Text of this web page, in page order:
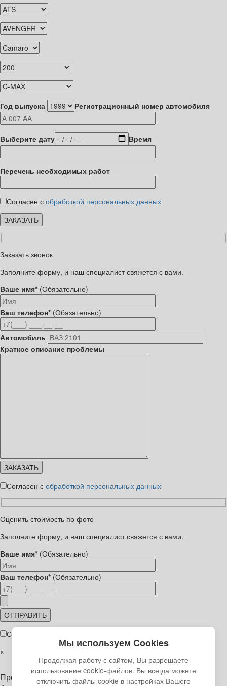
Год выпуска Регистрационный номер автомобиля
Выберите дату Время
Перечень необходимых работ
Согласен с обработкой персональных данных
Заказать звонок
Заполните форму, и наш специалист свяжется с вами.
Ваше имя* (Обязательно)
Ваш телефон* (Обязательно)
Автомобиль
Краткое описание проблемы
Согласен с обработкой персональных данных
Оценить стоимость по фото
Заполните форму, и наш специалист свяжется с вами.
Ваше имя* (Обязательно)
Ваш телефон* (Обязательно)
Согласен с
×
Пройдите тест за 50 секунд и узнайте стоимость вашего
Мы используем Cookies
Продолжая работу с сайтом, Вы разрешаете
использование cookie-файлов. Вы всегда можете
отключить файлы cookie в настройках Вашего